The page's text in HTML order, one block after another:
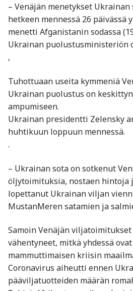
– Venäjän menetykset Ukrainan
hetkeen mennessä 26 päivässä
menetti Afganistanin sodassa
Ukrainan puolustusministeriön
,
Tuhottuaan useita kymmeniä
Ukrainan puolustus on
ampumiseen.
Ukrainan presidentti Zelensky
huhtikuun loppuun mennessä.
.
– Ukrainan sota on sotkenut
öljytoimituksia, nostaen hintoja
lopettanut Ukrainan viljan
MustanMeren satamien ja
Samoin Venäjän
vähentyneet, mitkä yhdessä
mammuttimaisen kriisin
Coronavirus aiheutti ennen
pääviljatuotteiden määrän